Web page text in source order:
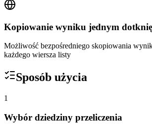
Kopiowanie wyniku jednym
Możliwość bezpośredniego skopiowania
każdego wiersza listy
Sposób użycia
1
Wybór dziedziny przeliczenia